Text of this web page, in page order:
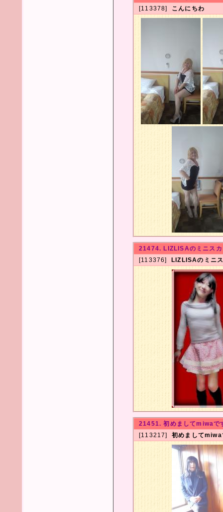
[113378] こんにちわ
21474. LIZLISAのミニスカ
[113376]
LIZLISAのミニ
21451. 初めましてmiwaで
[113217] 初めましてmiwa